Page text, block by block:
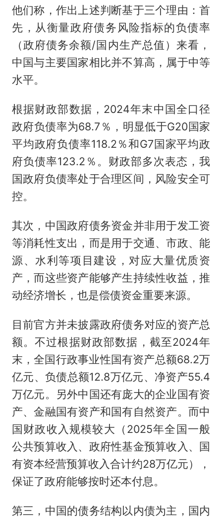
他们称，作出上述判断基于三个理由：首
先，从衡量政府债务风险指标的负债率
（政府债务余额/国内生产总值）来看，
中国与主要国家相比并不算高，属于中等
水平。
根据财政部数据，2024年末中国全口径
政府负债率为68.7％，明显低于G20国家
平均政府负债率118.2％和G7国家平均政
府负债率123.2％。财政部多次表态，我
国政府负债率处于合理区间，风险安全可
控。
其次，中国政府债务资金并非用于发工资
等消耗性支出，而是用于交通、市政、能
源、水利等项目建设，对应大量优质资
产，而这些资产能够产生持续性收益，推
动经济增长，也是偿债资金重要来源。
目前官方并未披露政府债务对应的资产总
额。不过根据财政部数据，截至2024年
末，全国行政事业性国有资产总额68.2万
亿元、负债总额12.8万亿元、净资产55.4
万亿元。另外中国还有庞大的企业国有资
产、金融国有资产和国有自然资产。而中
国财政收入规模较大（2025年全国一般
公共预算收入、政府性基金预算收入、国
有资本经营预算收入合计约28万亿元），
保证了政府能够按时还本付息。
第三，中国的债务结构以内债为主，国内